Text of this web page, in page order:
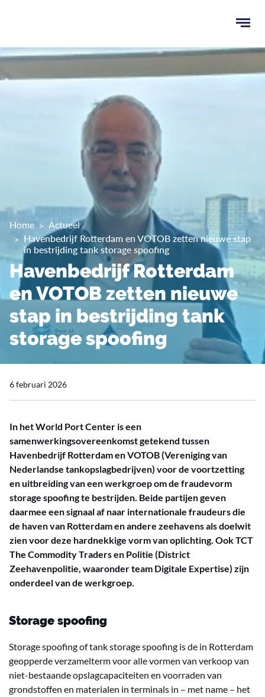
menu
Home
Actueel
Havenbedrijf Rotterdam en VOTOB zetten nieuwe stap
in bestrijding tank storage spoofing
Havenbedrijf Rotterdam
en VOTOB zetten nieuwe
stap in bestrijding tank
storage spoofing
6 februari 2026
In het World Port Center is een
samenwerkingsovereenkomst getekend tussen
Havenbedrijf Rotterdam en VOTOB (Vereniging van
Nederlandse tankopslagbedrijven) voor de voortzetting
en uitbreiding van een werkgroep om de fraudevorm
storage spoofing te bestrijden. Beide partijen geven
daarmee een signaal af naar internationale fraudeurs die
de haven van Rotterdam en andere zeehavens als doelwit
zien voor deze hardnekkige vorm van oplichting. Ook TCT
The Commodity Traders en Politie (District
Zeehavenpolitie, waaronder team Digitale Expertise) zijn
onderdeel van de werkgroep.
Storage spoofing
Storage spoofing of tank storage spoofing is de in Rotterdam
geopperde verzamelterm voor alle vormen van verkoop van
niet-bestaande opslagcapaciteiten en voorraden van
grondstoffen en materialen in terminals in – met name – het